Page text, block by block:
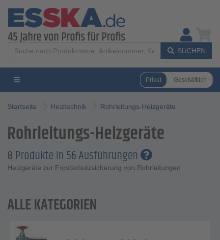
SUCHEN
Privat Geschäftlich
Startseite Heiztechnik Rohrleitungs-Heizgeräte
Rohrleitungs-Heizgeräte
8 Produkte in 56 Ausführungen
Heizgeräte zur Frostschutzsicherung von Rohrleitungen
ALLE KATEGORIEN